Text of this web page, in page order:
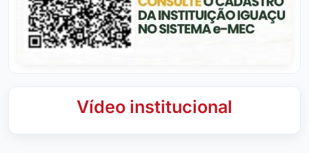
Vídeo institucional